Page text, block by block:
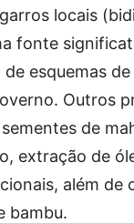
locais
fonte
esquemas
Outros
de
extração de
além de
bambu.